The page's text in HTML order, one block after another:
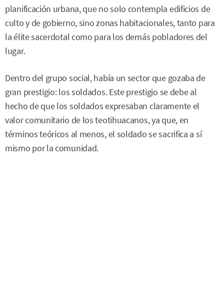
planificación urbana, que no solo contempla edificios de
culto y de gobierno, sino zonas habitacionales, tanto para
la élite sacerdotal como para los demás pobladores del
lugar.
Dentro del grupo social, había un sector que gozaba de
gran prestigio: los soldados. Este prestigio se debe al
hecho de que los soldados expresaban claramente el
valor comunitario de los teotihuacanos, ya que, en
términos teóricos al menos, el soldado se sacrifica a sí
mismo por la comunidad.